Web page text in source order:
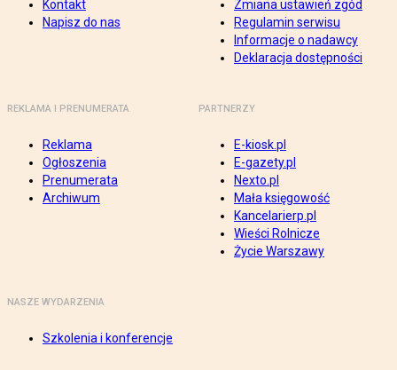
Kontakt
Napisz do nas
Zmiana ustawień zgód
Regulamin serwisu
Informacje o nadawcy
Deklaracja dostępności
REKLAMA I PRENUMERATA
Reklama
Ogłoszenia
Prenumerata
Archiwum
PARTNERZY
E-kiosk.pl
E-gazety.pl
Nexto.pl
Mała księgowość
Kancelarierp.pl
Wieści Rolnicze
Życie Warszawy
NASZE WYDARZENIA
Szkolenia i konferencje